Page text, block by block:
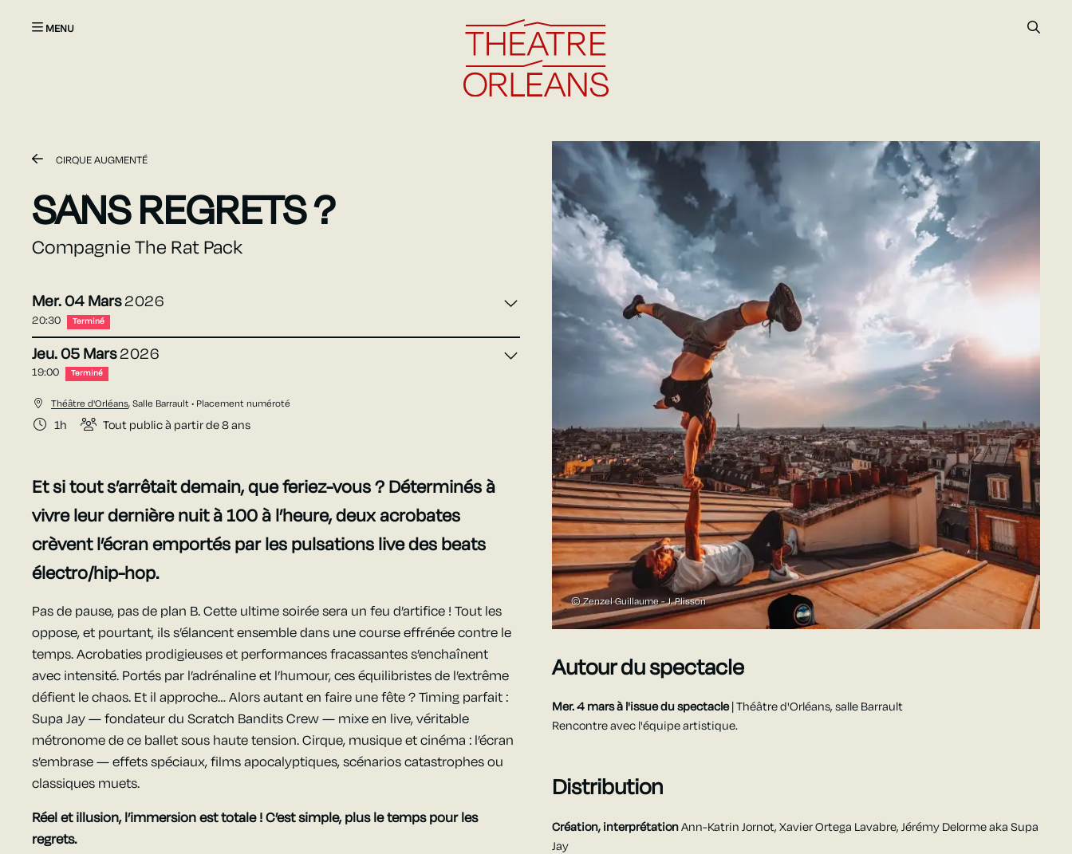
CIRQUE AUGMENTÉ
SANS REGRETS ?
Compagnie The Rat Pack
Mer. 04 Mars2026
20:30 Terminé
Jeu. 05 Mars2026
19:00 Terminé
Théâtre d'Orléans,Salle Barrault • Placement numéroté
1h Tout public à partir de 8 ans
Et si tout s’arrêtait demain, que feriez-vous ? Déterminés à
vivre leur dernière nuit à 100 à l’heure, deux acrobates
crèvent l’écran emportés par les pulsations live des beats
électro/hip-hop.
Pas de pause, pas de plan B. Cette ultime soirée sera un feu d’artifice ! Tout les
oppose, et pourtant, ils s’élancent ensemble dans une course effrénée contre le
temps. Acrobaties prodigieuses et performances fracassantes s’enchaînent
avec intensité. Portés par l’adrénaline et l’humour, ces équilibristes de l’extrême
défient le chaos. Et il approche… Alors autant en faire une fête ? Timing parfait :
Supa Jay — fondateur du Scratch Bandits Crew — mixe en live, véritable
métronome de ce ballet sous haute tension. Cirque, musique et cinéma : l’écran
s’embrase — effets spéciaux, films apocalyptiques, scénarios catastrophes ou
classiques muets.
Réel et illusion, l’immersion est totale ! C’est simple, plus le temps pour les
regrets.
© Zenzel Guillaume - J. Plisson
Autour du spectacle
Mer. 4 marsà l'issue du spectacle | Théâtre d'Orléans, salle Barrault
Rencontre avec l'équipe artistique.
Distribution
Création, interprétationAnn-Katrin Jornot, Xavier Ortega Lavabre, Jérémy Delorme aka Supa
Jay
Agenda
Le lieu
Infos pratiques